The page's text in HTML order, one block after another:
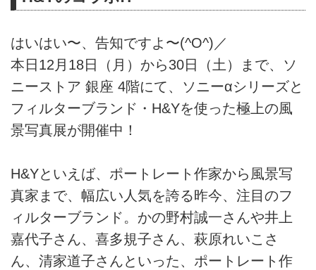
はいはい〜、告知ですよ〜(^O^)／
本日12月18日（月）から30日（土）まで、ソ
ニーストア 銀座 4階にて、ソニーαシリーズと
フィルターブランド・H&Yを使った極上の風
景写真展が開催中！
H&Yといえば、ポートレート作家から風景写
真家まで、幅広い人気を誇る昨今、注目のフ
ィルターブランド。かの野村誠一さんや井上
嘉代子さん、喜多規子さん、萩原れいこさ
ん、清家道子さんといった、ポートレート作